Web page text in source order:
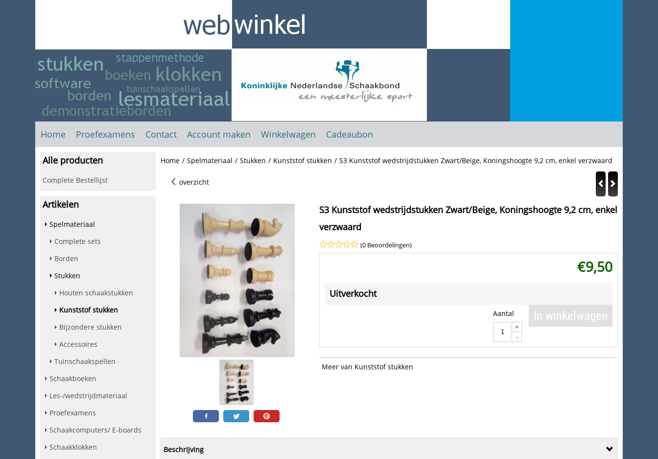
Home Proefexamens Contact Account maken Winkelwagen Cadeaubon
Alle producten
Complete Bestellijst
Artikelen
Spelmateriaal
Complete sets
Borden
Stukken
Houten schaakstukken
Kunststof stukken
Bijzondere stukken
Accessoires
Tuinschaakspellen
Schaakboeken
Les-/wedstrijdmateriaal
Proefexamens
Schaakcomputers/ E-boards
Schaakklokken
Home / Spelmateriaal / Stukken / Kunststof stukken / S3 Kunststof wedstrijdstukken Zwart/Beige, Koningshoogte 9,2 cm, enkel verzwaard
overzicht
S3 Kunststof wedstrijdstukken Zwart/Beige, Koningshoogte 9,2 cm, enkel
verzwaard
(0 Beoordelingen)
€9,50
Uitverkocht
Aantal
+
-
In winkelwagen
Meer van Kunststof stukken
Beschrijving